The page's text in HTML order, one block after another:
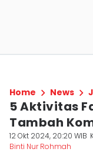
Home News
5 Aktivitas
Tambah
12 Okt 2024, 20:20 WIB
Binti Nur Rohmah